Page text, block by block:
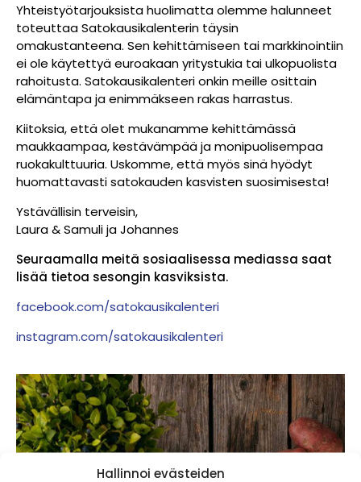
Hallinnoi evästeiden
Yhteistyötarjouksista huolimatta olemme halunneet
toteuttaa Satokausikalenterin täysin
omakustanteena. Sen kehittämiseen tai markkinointiin
ei ole käytettyä euroakaan yritystukia tai ulkopuolista
rahoitusta. Satokausikalenteri onkin meille osittain
elämäntapa ja enimmäkseen rakas harrastus.
Kiitoksia, että olet mukanamme kehittämässä
maukkaampaa, kestävämpää ja monipuolisempaa
ruokakulttuuria. Uskomme, että myös sinä hyödyt
huomattavasti satokauden kasvisten suosimisesta!
Ystävällisin terveisin,
Laura & Samuli ja Johannes
Seuraamalla meitä sosiaalisessa mediassa saat
lisää tietoa sesongin kasviksista.
facebook.com/satokausikalenteri
instagram.com/satokausikalenteri